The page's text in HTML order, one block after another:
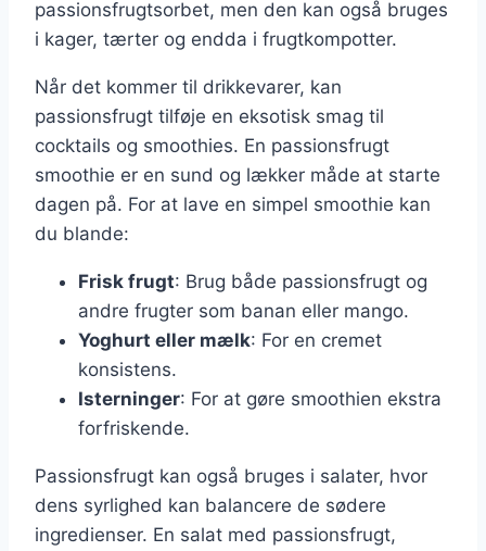
passionsfrugtsorbet, men den kan også bruges
i kager, tærter og endda i frugtkompotter.
Når det kommer til drikkevarer, kan
passionsfrugt tilføje en eksotisk smag til
cocktails og smoothies. En passionsfrugt
smoothie er en sund og lækker måde at starte
dagen på. For at lave en simpel smoothie kan
du blande:
Frisk frugt: Brug både passionsfrugt og
andre frugter som banan eller mango.
Yoghurt eller mælk: For en cremet
konsistens.
Isterninger: For at gøre smoothien ekstra
forfriskende.
Passionsfrugt kan også bruges i salater, hvor
dens syrlighed kan balancere de sødere
ingredienser. En salat med passionsfrugt,